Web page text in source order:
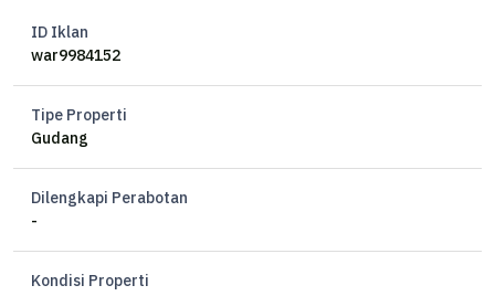
ID Iklan
war9984152
Tipe Properti
Gudang
Dilengkapi Perabotan
-
Kondisi Properti